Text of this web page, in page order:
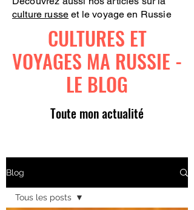
culture russe et le voyage en Russie
CULTURES ET
VOYAGES MA RUSSIE -
LE BLOG
Toute mon actualité
Blog
Tous les posts